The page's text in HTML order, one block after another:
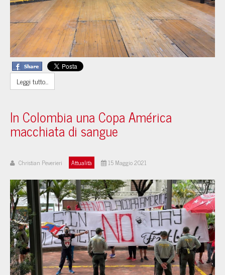
Leggi tutto...
In Colombia una Copa América
macchiata di sangue
Christian Peverieri Attualità 15 Maggio 2021